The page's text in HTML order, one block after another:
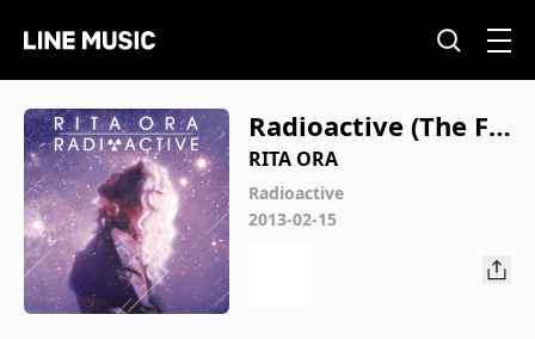
Radioactive (The Fl
exican Remix)
RITA ORA
Radioactive
2013-02-15